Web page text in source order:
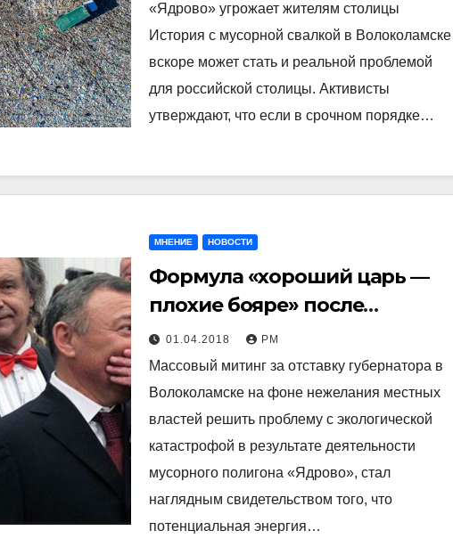
«Ядрово» угрожает жителям столицы
История с мусорной свалкой в Волоколамске
вскоре может стать и реальной проблемой
для российской столицы. Активисты
утверждают, что если в срочном порядке…
МНЕНИЕ НОВОСТИ
Формула «хороший царь —
плохие бояре» после
Волоколамска начала давать
сбои
01.04.2018 РМ
Массовый митинг за отставку губернатора в
Волоколамске на фоне нежелания местных
властей решить проблему с экологической
катастрофой в результате деятельности
мусорного полигона «Ядрово», стал
наглядным свидетельством того, что
потенциальная энергия…